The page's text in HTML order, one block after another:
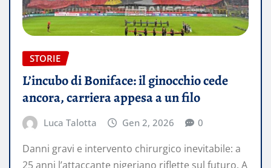
STORIE
L’incubo di Boniface: il ginocchio cede
ancora, carriera appesa a un filo
Luca Talotta Gen 2, 2026 0
Danni gravi e intervento chirurgico inevitabile: a
25 anni l’attaccante nigeriano riflette sul futuro. A